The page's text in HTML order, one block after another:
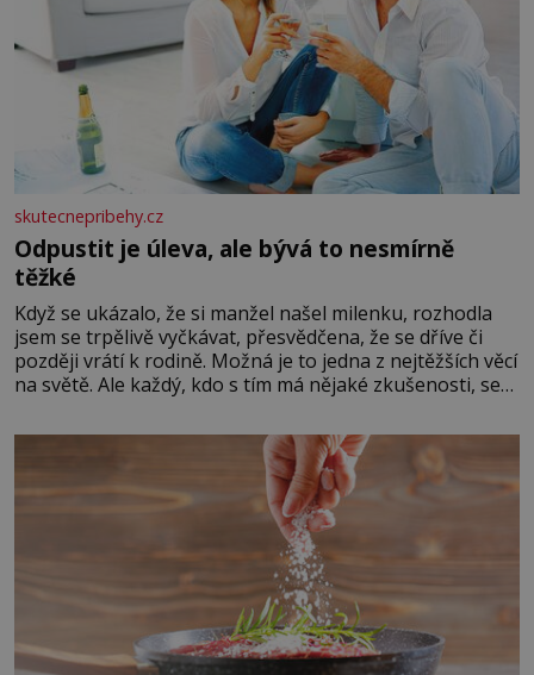
skutecnepribehy.cz
Odpustit je úleva, ale bývá to nesmírně
těžké
Když se ukázalo, že si manžel našel milenku, rozhodla
jsem se trpělivě vyčkávat, přesvědčena, že se dříve či
později vrátí k rodině. Možná je to jedna z nejtěžších věcí
na světě. Ale každý, kdo s tím má nějaké zkušenosti, se
Když se ke mně doneslo, že si manžel pořídil milenku,